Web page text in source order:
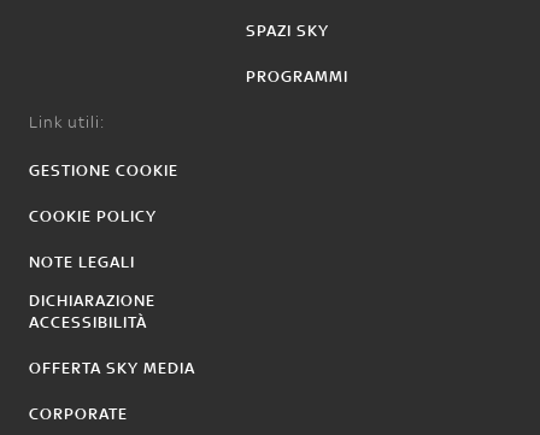
SPAZI SKY
PROGRAMMI
Link utili:
GESTIONE COOKIE
COOKIE POLICY
NOTE LEGALI
DICHIARAZIONE
ACCESSIBILITÀ
OFFERTA SKY MEDIA
CORPORATE